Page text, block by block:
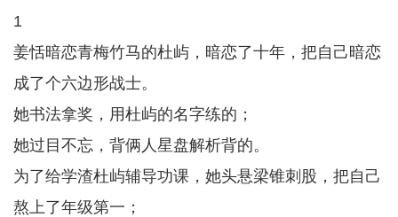
1
姜恬暗恋青梅竹马的杜屿，暗恋了十年，把自己暗恋
成了个六边形战士。
她书法拿奖，用杜屿的名字练的；
她过目不忘，背俩人星盘解析背的。
为了给学渣杜屿辅导功课，她头悬梁锥刺股，把自己
熬上了年级第一；